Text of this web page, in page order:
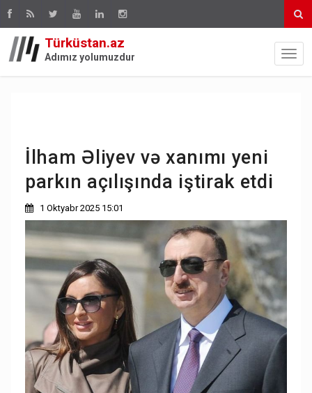
Türküstan.az
Adımız yolumuzdur
İlham Əliyev və xanımı yeni
parkın açılışında iştirak etdi
1 Oktyabr 2025 15:01